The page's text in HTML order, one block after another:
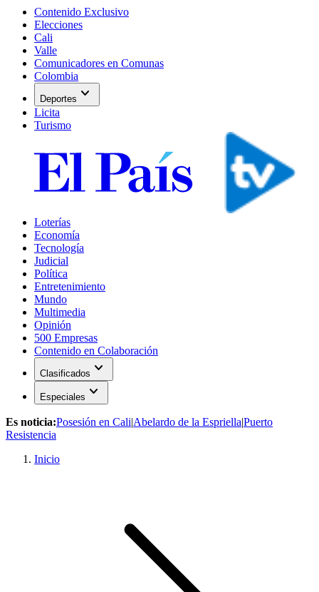
Contenido Exclusivo
Elecciones
Cali
Valle
Comunicadores en Comunas
Colombia
Deportes expand_more
Licita
Turismo
Loterías
Economía
Tecnología
Judicial
Política
Entretenimiento
Mundo
Multimedia
Opinión
500 Empresas
Contenido en Colaboración
Clasificados expand_more
Especiales expand_more
Es noticia:Posesión en Cali|Abelardo de la Espriella|Puerto
Resistencia
Inicio